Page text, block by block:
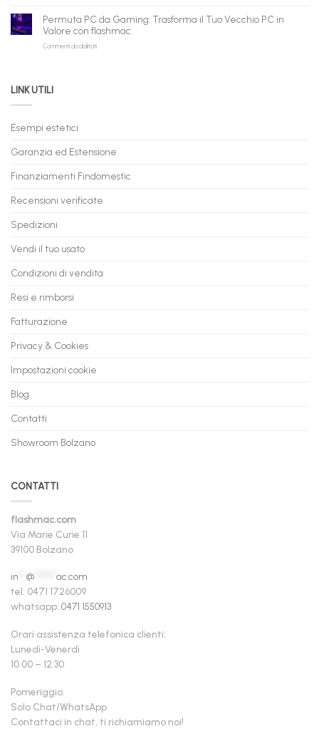
Nuovi
Ricondizionati,
Spedizione
Gaming
Rate
Online:
anche
a
Permuta PC da Gaming: Trasforma il Tuo Vecchio PC in
Valore con flashmac
Commenti disabilitatisu
in
con
LINK UTILI
Esempi estetici
Garanzia ed Estensione
Finanziamenti Findomestic
Recensioni verificate
Spedizioni
Vendi il tuo usato
Condizioni di vendita
Resi e rimborsi
Fatturazione
Privacy & Cookies
Impostazioni cookie
Blog
Contatti
Showroom Bolzano
CONTATTI
flashmac.com
Via Marie Curie 11
39100 Bolzano
in @
ac.com
tel. 0471 1726009
whatsapp: 0471 1550913
Orari assistenza telefonica clienti:
Lunedì-Venerdì
10.00 – 12.30
Pomeriggio:
Solo Chat/WhatsApp
Contattaci in chat, ti richiamiamo noi!